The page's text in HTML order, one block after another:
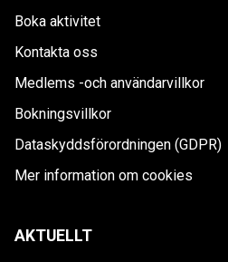
Boka aktivitet
Kontakta oss
Medlems -och användarvillkor
Bokningsvillkor
Dataskyddsförordningen (GDPR)
Mer information om cookies
AKTUELLT